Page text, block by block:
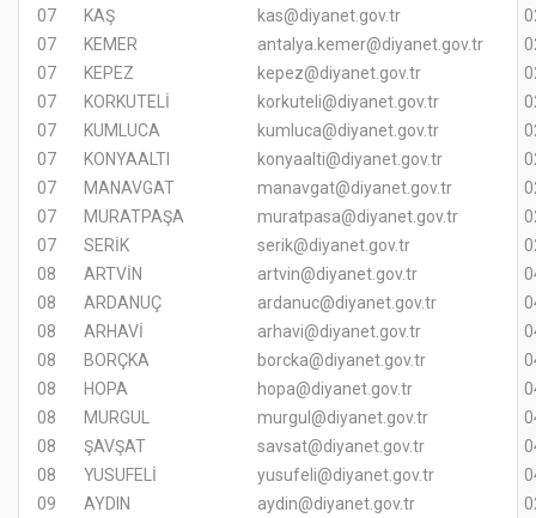
07 KAŞ kas@diyanet.gov.tr
07
KEMER antalya.kemer@diyanet.gov.tr
07
KEPEZ kepez@diyanet.gov.tr
07
KORKUTELİ korkuteli@diyanet.gov.tr
07
KUMLUCA kumluca@diyanet.gov.tr
07
KONYAALTI konyaalti@diyanet.gov.tr
07
MANAVGAT manavgat@diyanet.gov.tr
07
MURATPAŞA muratpasa@diyanet.gov.tr
07
SERİK serik@diyanet.gov.tr
08
ARTVİN artvin@diyanet.gov.tr
08
ARDANUÇ ardanuc@diyanet.gov.tr
08
ARHAVİ arhavi@diyanet.gov.tr
08
BORÇKA borcka@diyanet.gov.tr
08
HOPA hopa@diyanet.gov.tr
08
MURGUL murgul@diyanet.gov.tr
08
ŞAVŞAT savsat@diyanet.gov.tr
08
YUSUFELİ yusufeli@diyanet.gov.tr
09
AYDIN aydin@diyanet.gov.tr